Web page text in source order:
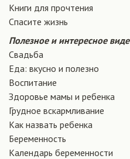
Книги для прочтения
Спасите жизнь
Полезное и интересное
Свадьба
Еда: вкусно и полезно
Воспитание
Здоровье мамы и ребенка
Грудное вскармливание
Как назвать ребенка
Беременность
Календарь беременности